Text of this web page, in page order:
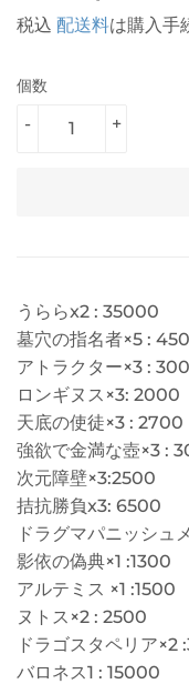
税込 配送料は購入手
個数
+
-
うららx2 : 35000
墓穴の指名者×5 :
アトラクター×3 :
ロンギヌス×3: 2000
天底の使徒×3 : 2700
強欲で金満な壺×3 :
次元障壁×3:2500
拮抗勝負x3: 6500
ドラグマパニッシュ
影依の偽典×1 :1300
アルテミス ×1 :1500
ヌトス×2 : 2500
ドラゴスタペリア×2
バロネス1 : 15000